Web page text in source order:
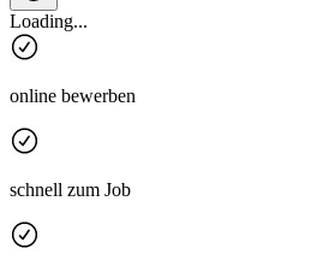
Loading...
online bewerben
schnell zum Job